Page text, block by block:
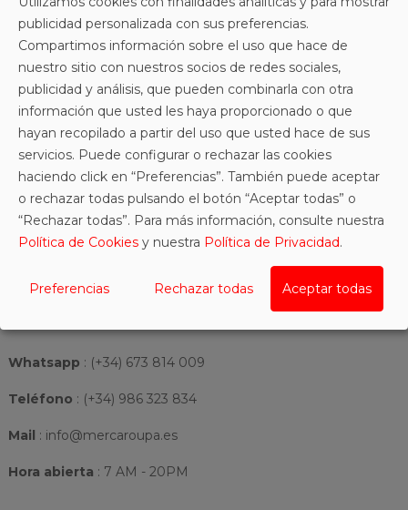
Zapatilla de casa para hombre de Garzón. Modelo abierto
fabricado en tejido de rayas combinado con pelo suave.
Plantilla extraible efecto acolchado y sulea de caucho
natural antideslizante.
Fabricada en España.
Whatsapp : (+34) 673 814 009
Teléfono : (+34) 986 323 834
Mail : info@mercaroupa.es
Hora abierta : 7 AM - 20PM
publicidad personalizada con sus preferencias.
Compartimos información sobre el uso que hace de
nuestro sitio con nuestros socios de redes sociales,
publicidad y análisis, que pueden combinarla con otra
información que usted les haya proporcionado o que
hayan recopilado a partir del uso que usted hace de sus
servicios. Puede configurar o rechazar las cookies
haciendo click en “Preferencias”. También puede aceptar
o rechazar todas pulsando el botón “Aceptar todas” o
“Rechazar todas”. Para más información, consulte nuestra
Política de Cookies y nuestra Política de Privacidad.
Preferencias Rechazar todas Aceptar todas